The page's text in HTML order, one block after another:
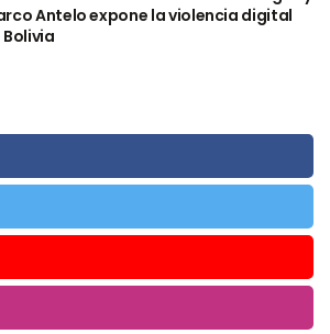
Antelo expone la violencia digital
Bolivia